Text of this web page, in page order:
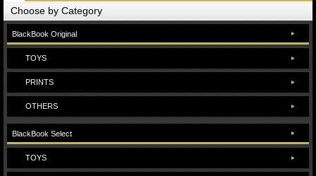
Choose by Category
BlackBook Original
TOYS
PRINTS
OTHERS
BlackBook Select
TOYS